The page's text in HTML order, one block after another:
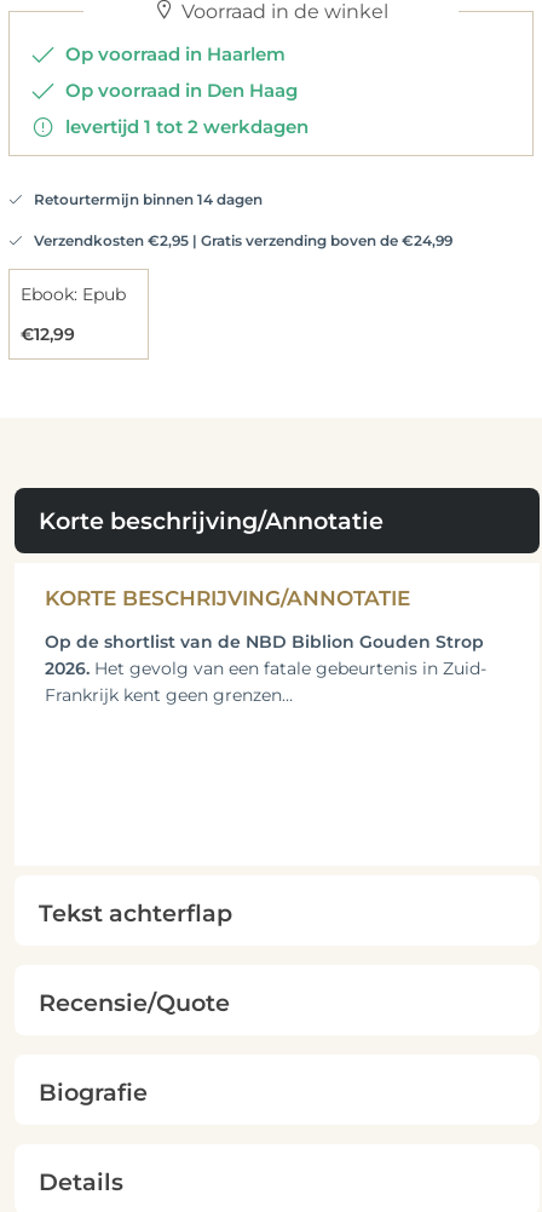
Voorraad in de winkel
Op voorraad in Haarlem
Op voorraad in Den Haag
levertijd 1 tot 2 werkdagen
Retourtermijn binnen 14 dagen
Verzendkosten €2,95 | Gratis verzending boven de €24,99
Ebook: Epub
€12,99
Korte beschrijving/Annotatie
KORTE BESCHRIJVING/ANNOTATIE
Op de shortlist van de NBD Biblion Gouden Strop
2026.Het gevolg van een fatale gebeurtenis in Zuid-
Frankrijk kent geen grenzen…
Tekst achterflap
Recensie/Quote
Biografie
Details